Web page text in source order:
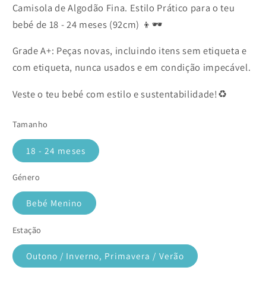
Camisola de Algodão Fina. Estilo Prático para o teu
bebé de 18 - 24 meses (92cm) 👦🕶️
Grade A+: Peças novas, incluindo itens sem etiqueta e
com etiqueta, nunca usados e em condição impecável.
Veste o teu bebé com estilo e sustentabilidade!♻️
Tamanho
18 - 24 meses
Género
Bebé Menino
Estação
Outono / Inverno, Primavera / Verão